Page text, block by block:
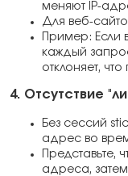
меняют IP-
Для веб-
Пример: Если
каждый
отклоняет,
4. Отсутствие
Без сессий
адрес во
Представьте,
адреса,